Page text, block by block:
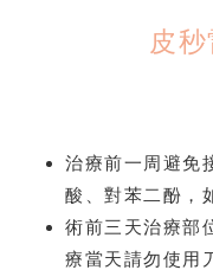
皮
治療前一周避免
酸、對苯二酚，
術前三天治療部
療當天請勿使用